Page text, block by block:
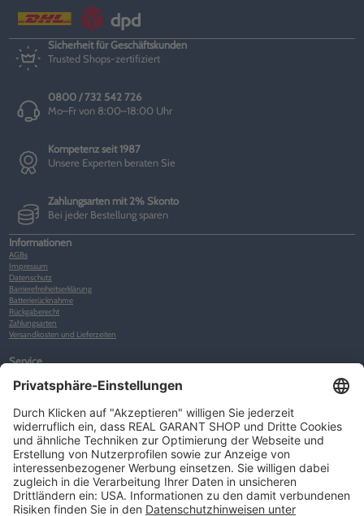
Sicherheit für Geschäftskunden
Trusted Shops-zertifiziert
0800 / 732 542 726
Mo–Fr von 8:00–18:00 Uhr
Kompetenz seit 1987
Unsere Experten beraten Sie
Zahlungsarten mit 2% Skonto
Bei jeder Bestellung sparen
Informationen
AGBs
Impressum
Datenschutz
Barrierefreiheitserklärung
Batterierücknahme
Rückgaberecht
Zahlungsarten
Versandkosten und Lieferzeiten
Service
Warenkorb
Neues Kunden-Konto anlegen
Newsletter
Kontakt
FAQs
Über uns
Kategorien
Betriebsorganisation (52)
Schlüsselorganisation (140)